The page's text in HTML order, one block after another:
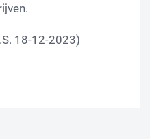
18-12-2023)